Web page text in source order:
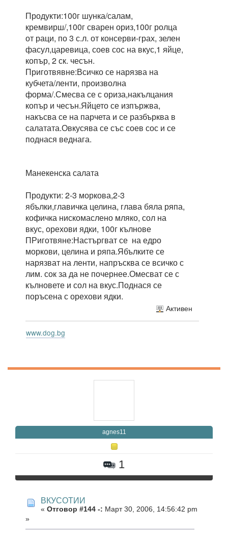
Продукти:100г шунка/салам,
кремвирш/,100г сварен ориз,100г ролца
от раци, по 3 с.л. от консерви-грах, зелен
фасул,царевица, соев сос на вкус,1 яйце,
копър, 2 ск. чесън.
Приготвявне:Всичко се нарязва на
кубчета/ленти, произволна
форма/.Смесва се с ориза,накълцания
копър и чесън.Яйцето се изпържва,
накъсва се на парчета и се разбърква в
салатата.Овкусява се със соев сос и се
поднася веднага.
Манекенска салата
Продукти: 2-3 моркова,2-3
ябълки,главичка целина, глава бяла ряпа,
кофичка нискомаслено мляко, сол на
вкус, орехови ядки, 100г кълнове
ПРиготвяне:Настъргват се на едро
моркови, целина и ряпа.Ябълките се
нарязват на ленти, напръсква се всичко с
лим. сок за да не почернее.Омесват се с
кълновете и сол на вкус.Поднася се
поръсена с орехови ядки.
Активен
www.dog.bg
agnes11
1
ВКУСОТИИ
« Отговор #144 -: Март 30, 2006, 14:56:42 pm
»